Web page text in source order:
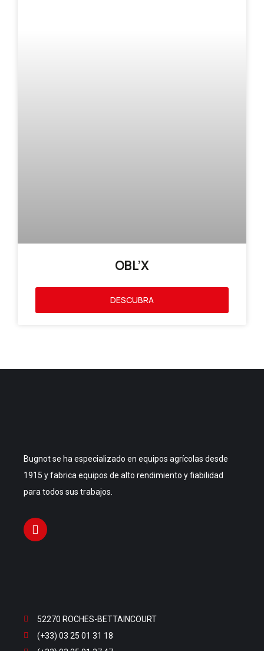
OBL’X
DESCUBRA
Bugnot se ha especializado en equipos agrícolas desde
1915 y fabrica equipos de alto rendimiento y fiabilidad
para todos sus trabajos.
52270 ROCHES-BETTAINCOURT
(+33) 03 25 01 31 18